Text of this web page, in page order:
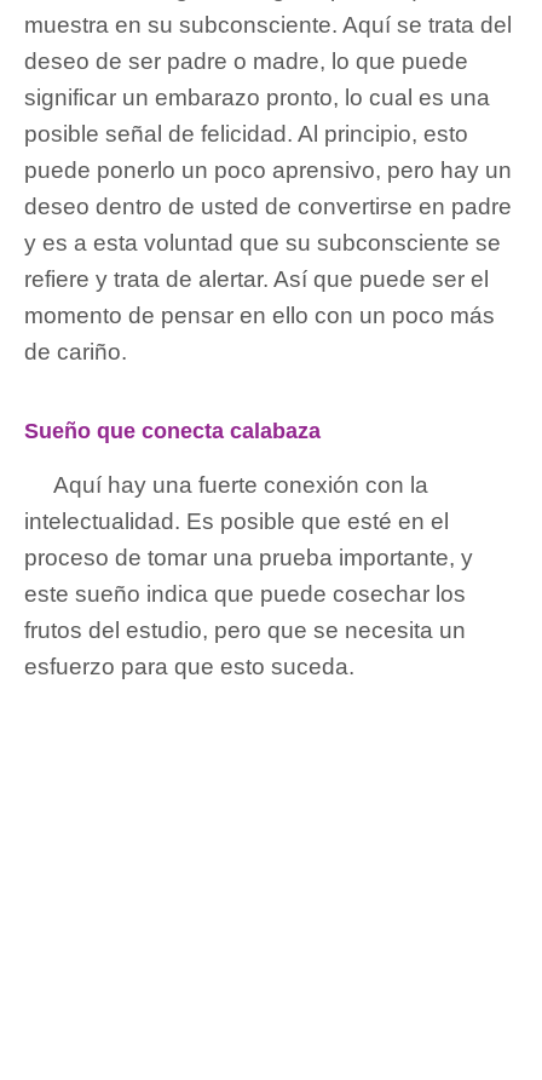
muestra en su subconsciente. Aquí se trata del
deseo de ser padre o madre, lo que puede
significar un embarazo pronto, lo cual es una
posible señal de felicidad. Al principio, esto
puede ponerlo un poco aprensivo, pero hay un
deseo dentro de usted de convertirse en padre
y es a esta voluntad que su subconsciente se
refiere y trata de alertar. Así que puede ser el
momento de pensar en ello con un poco más
de cariño.
Sueño que conecta calabaza
Aquí hay una fuerte conexión con la
intelectualidad. Es posible que esté en el
proceso de tomar una prueba importante, y
este sueño indica que puede cosechar los
frutos del estudio, pero que se necesita un
esfuerzo para que esto suceda.